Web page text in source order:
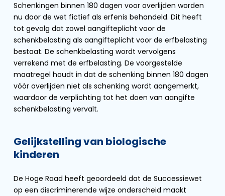
Schenkingen binnen 180 dagen voor overlijden worden
nu door de wet fictief als erfenis behandeld. Dit heeft
tot gevolg dat zowel aangifteplicht voor de
schenkbelasting als aangifteplicht voor de erfbelasting
bestaat. De schenkbelasting wordt vervolgens
verrekend met de erfbelasting. De voorgestelde
maatregel houdt in dat de schenking binnen 180 dagen
vóór overlijden niet als schenking wordt aangemerkt,
waardoor de verplichting tot het doen van aangifte
schenkbelasting vervalt.
Gelijkstelling van biologische
kinderen
De Hoge Raad heeft geoordeeld dat de Successiewet
op een discriminerende wijze onderscheid maakt